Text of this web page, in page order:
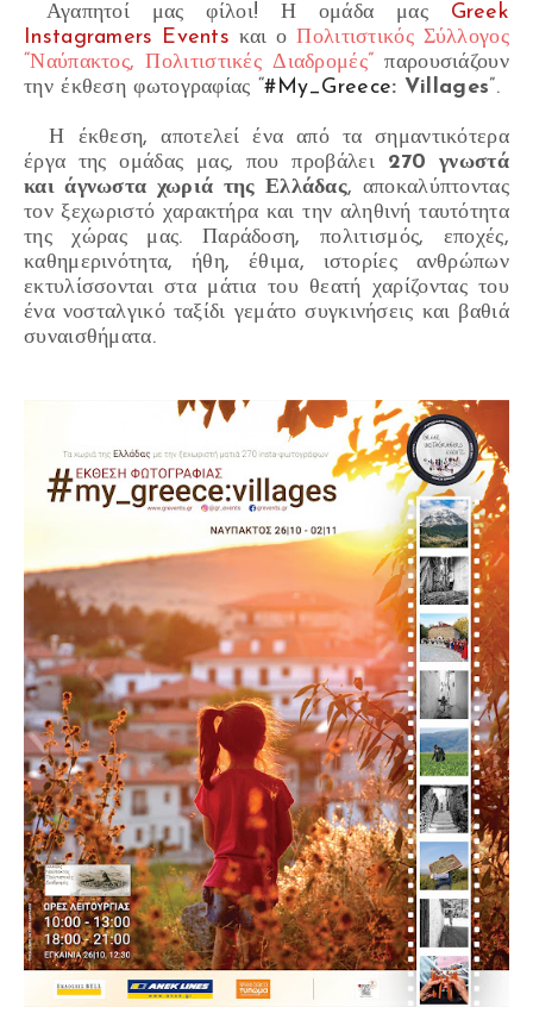
Αγαπητοί μας φίλοι! Η ομάδα μας Greek
Instagramers Events και οΠολιτιστικός Σύλλογος
“Ναύπακτος, Πολιτιστικές Διαδρομές” παρουσιάζουν
την έκθεση φωτογραφίας “#My_Greece: Villages”.
Η έκθεση, αποτελεί ένα από τα σημαντικότερα
έργα της ομάδας μας, που προβάλει270 γνωστά
και άγνωστα χωριά της Ελλάδας, αποκαλύπτοντας
τον ξεχωριστό χαρακτήρα και την αληθινή ταυτότητα
της χώρας μας. Παράδοση, πολιτισμός, εποχές,
καθημερινότητα, ήθη, έθιμα, ιστορίες ανθρώπων
εκτυλίσσονται στα μάτια του θεατή χαρίζοντας του
ένα νοσταλγικό ταξίδι γεμάτο συγκινήσεις και βαθιά
συναισθήματα.